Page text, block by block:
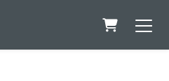
Warenkorb